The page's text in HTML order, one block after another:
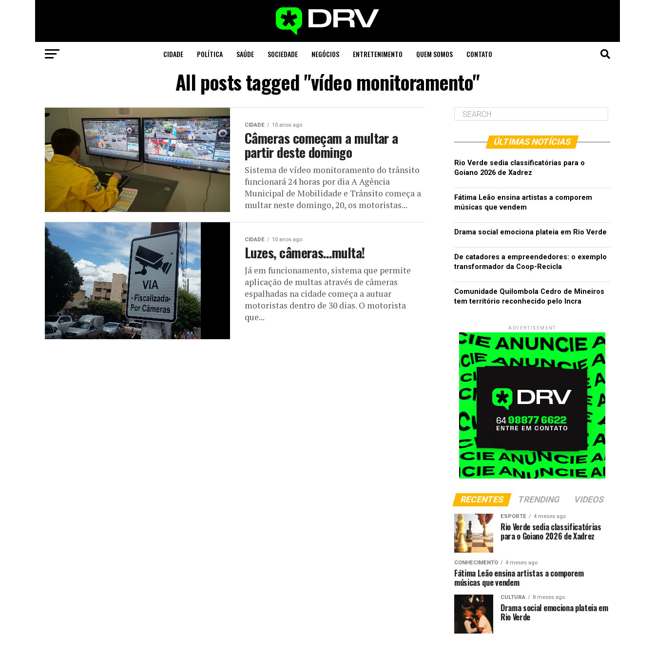
CIDADE POLÍTICA SAÚDE SOCIEDADE NEGÓCIOS ENTRETENIMENTO QUEM SOMOS CONTATO
All posts tagged "vídeo monitoramento"
CIDADE 10 anos ago
Câmeras começam a multar a
partir deste domingo
Sistema de vídeo monitoramento do trânsito
funcionará 24 horas por dia A Agência
Municipal de Mobilidade e Trânsito começa a
multar neste domingo, 20, os motoristas...
CIDADE 10 anos ago
Luzes, câmeras…multa!
Já em funcionamento, sistema que permite
aplicação de multas através de câmeras
espalhadas na cidade começa a autuar
motoristas dentro de 30 dias. O motorista
que...
ÚLTIMAS NOTÍCIAS
Rio Verde sedia classificatórias para o
Goiano 2026 de Xadrez
Fátima Leão ensina artistas a comporem
músicas que vendem
Drama social emociona plateia em Rio Verde
De catadores a empreendedores: o exemplo
transformador da Coop-Recicla
Comunidade Quilombola Cedro de Mineiros
tem território reconhecido pelo Incra
ADVERTISEMENT
RECENTES TRENDING VIDEOS
ESPORTE 4 meses ago
Rio Verde sedia classificatórias
para o Goiano 2026 de Xadrez
CONHECIMENTO 4 meses ago
Fátima Leão ensina artistas a comporem
músicas que vendem
CULTURA 8 meses ago
Drama social emociona plateia em
Rio Verde